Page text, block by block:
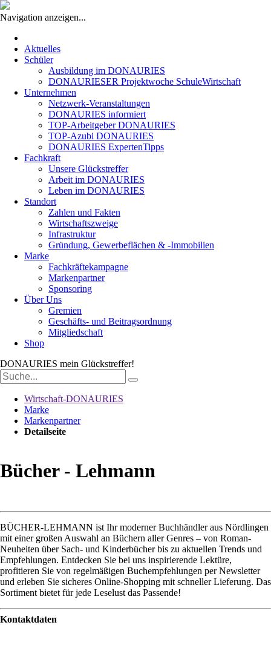
Navigation anzeigen...
überspringen
Aktuelles
Schüler
Ausbildung im DONAURIES
DONAURIESER Projektwoche SchuleWirtschaft
Unternehmen
Netzwerk-Veranstaltungen
DONAURIES informiert
TOP-Arbeitgeber DONAURIES
TOP-Azubi DONAURIES
DONAURIES ExpertenTipps
Fachkraft
Unsere Glückstreffer
Arbeit im DONAURIES
Leben im DONAURIES
Standort
Zahlen und Fakten
Wirtschaftszweige
Infrastruktur
Gründung, Gewerbeflächen & -Immobilien
Marke
Fachkräftekampagne
Markenpartner
Sponsoring
Über Uns
Gremien
Geschäfts- und Beitragsordnung
Mitgliedschaft
Shop
DONAURIES mein Glückstreffer!
Suchbegriffe
Wirtschaft-DONAURIES
Marke
Markenpartner
Detailseite
Bücher - Lehmann
BÜCHER-LEHMANN ist Ihr moderner Buchhändler aus Nördlingen
mit einer großen Auswahl an Büchern aller Genres – von Roman-
Neuheiten über Sach- und Kinderbücher bis zu aktuellen Trends und
Empfehlungen. Entdecken Sie bei uns inspirierende Lektüre,
profitieren Sie von regelmäßigen Buchempfehlungen per Newsletter
und erleben Sie sicheres Online-Shopping mit schneller Lieferung. Das
Sortiment bietet für jede Leselust das Passende!
Kontaktdaten